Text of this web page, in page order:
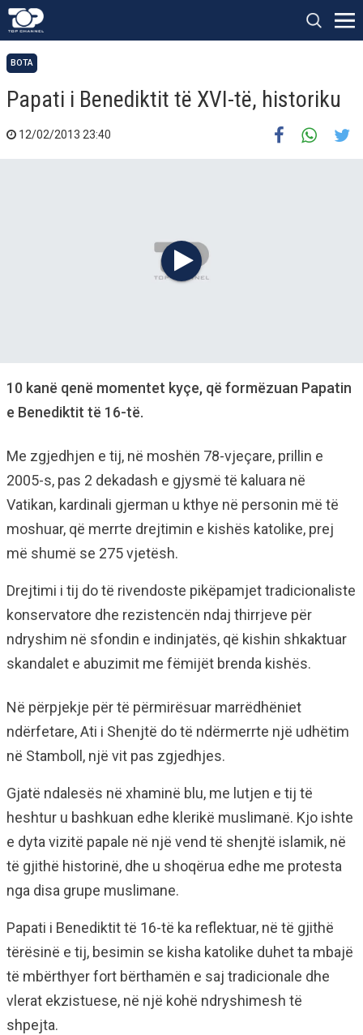
BOTA
Papati i Benediktit të XVI-të, historiku
12/02/2013 23:40
10 kanë qenë momentet kyçe, që formëzuan Papatin
e Benediktit të 16-të.
Me zgjedhjen e tij, në moshën 78-vjeçare, prillin e
2005-s, pas 2 dekadash e gjysmë të kaluara në
Vatikan, kardinali gjerman u kthye në personin më të
moshuar, që merrte drejtimin e kishës katolike, prej
më shumë se 275 vjetësh.
Drejtimi i tij do të rivendoste pikëpamjet tradicionaliste
konservatore dhe rezistencën ndaj thirrjeve për
ndryshim në sfondin e indinjatës, që kishin shkaktuar
skandalet e abuzimit me fëmijët brenda kishës.
Në përpjekje për të përmirësuar marrëdhëniet
ndërfetare, Ati i Shenjtë do të ndërmerrte një udhëtim
në Stamboll, një vit pas zgjedhjes.
Gjatë ndalesës në xhaminë blu, me lutjen e tij të
heshtur u bashkuan edhe klerikë muslimanë. Kjo ishte
e dyta vizitë papale në një vend të shenjtë islamik, në
të gjithë historinë, dhe u shoqërua edhe me protesta
nga disa grupe muslimane.
Papati i Benediktit të 16-të ka reflektuar, në të gjithë
tërësinë e tij, besimin se kisha katolike duhet ta mbajë
të mbërthyer fort bërthamën e saj tradicionale dhe
vlerat ekzistuese, në një kohë ndryshimesh të
shpejta.